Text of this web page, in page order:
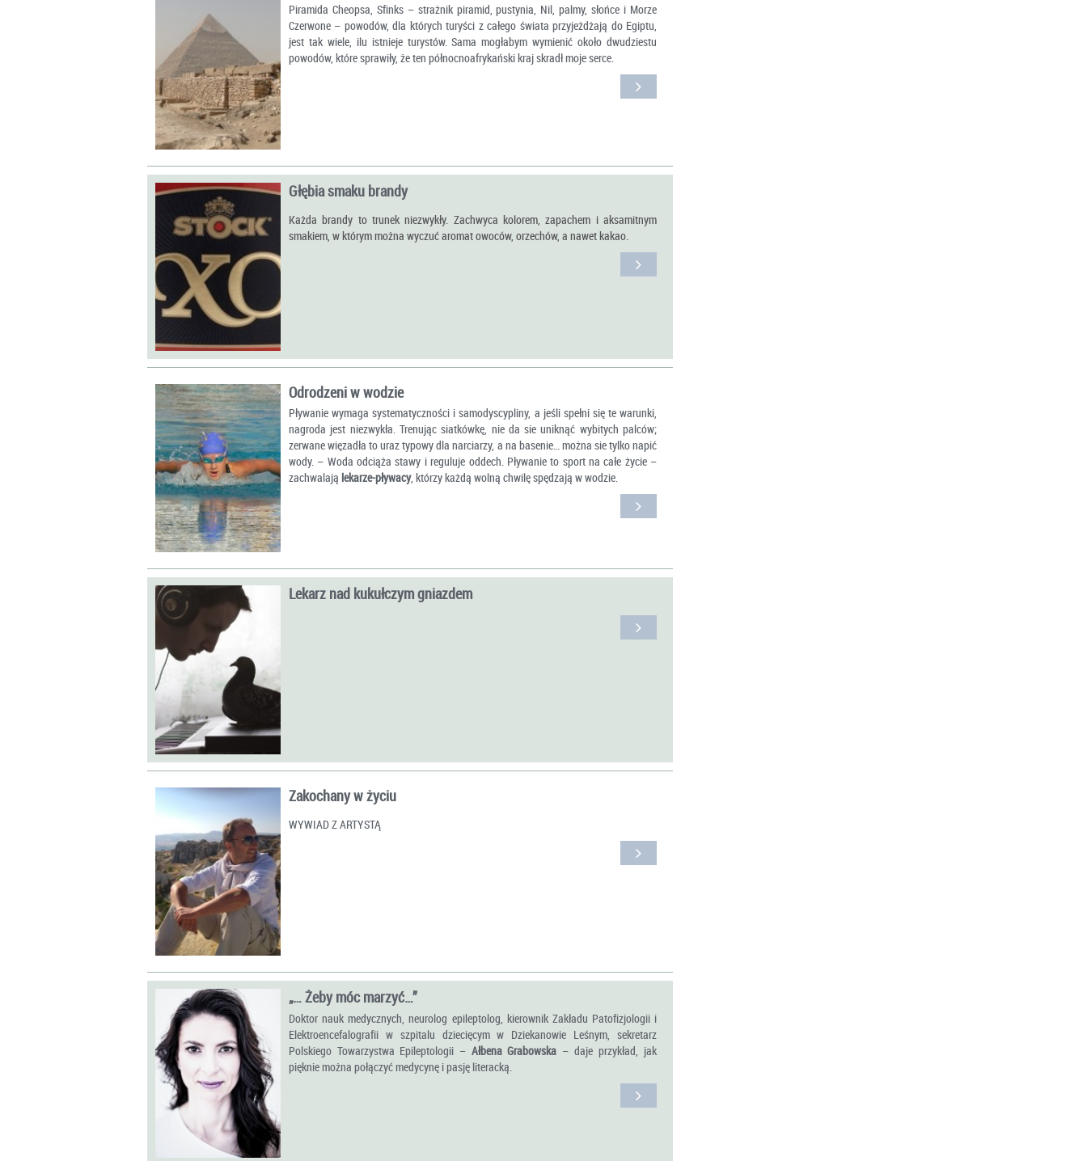
Piramida Cheopsa, Sfinks – strażnik piramid, pustynia, Nil, palmy, słońce i Morze
Czerwone – powodów, dla których turyści z całego świata przyjeżdżają do Egiptu,
jest tak wiele, ilu istnieje turystów. Sama mogłabym wymienić około dwudziestu
powodów, które sprawiły, że ten północnoafrykański kraj skradł moje serce.
Głębia smaku brandy
Każda brandy to trunek niezwykły. Zachwyca kolorem, zapachem i aksamitnym
smakiem, w którym można wyczuć aromat owoców, orzechów, a nawet kakao.
Odrodzeni w wodzie
Pływanie wymaga systematyczności i samodyscypliny, a jeśli spełni się te warunki,
nagroda jest niezwykła. Trenując siatkówkę, nie da sie uniknąć wybitych palców;
zerwane więzadła to uraz typowy dla narciarzy, a na basenie… można sie tylko napić
wody. – Woda odciąża stawy i reguluje oddech. Pływanie to sport na całe życie –
zachwalają lekarze-pływacy, którzy każdą wolną chwilę spędzają w wodzie.
Lekarz nad kukułczym gniazdem
Zakochany w życiu
WYWIAD Z ARTYSTĄ
„… Żeby móc marzyć…”
Doktor nauk medycznych, neurolog epileptolog, kierownik Zakładu Patofizjologii i
Elektroencefalografii w szpitalu dziecięcym w Dziekanowie Leśnym, sekretarz
Polskiego Towarzystwa Epileptologii – Ałbena Grabowska – daje przykład, jak
pięknie można połączyć medycynę i pasję literacką.